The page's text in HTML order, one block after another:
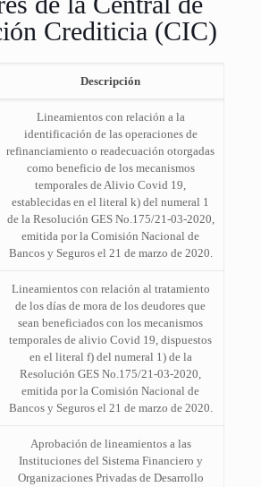
Crediticia (CIC)
Descripción
Lineamientos con relación a la
identificación de las operaciones de
refinanciamiento o readecuación otorgadas
como beneficio de los mecanismos
temporales de Alivio Covid 19,
establecidas en el literal k) del numeral 1
de la Resolución GES No.175/21-03-2020,
emitida por la Comisión Nacional de
Bancos y Seguros el 21 de marzo de 2020.
Lineamientos con relación al tratamiento
de los días de mora de los deudores que
sean beneficiados con los mecanismos
temporales de alivio Covid 19, dispuestos
en el literal f) del numeral 1) de la
Resolución GES No.175/21-03-2020,
emitida por la Comisión Nacional de
Bancos y Seguros el 21 de marzo de 2020.
Aprobación de lineamientos a las
Instituciones del Sistema Financiero y
Organizaciones Privadas de Desarrollo